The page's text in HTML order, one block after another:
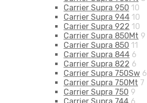
Carrier Supra 950 10
Carrier Supra 944 10
Carrier Supra 922 10
Carrier Supra 850Mt 9
Carrier Supra 850 11
Carrier Supra 844 6
Carrier Supra 822 6
Carrier Supra 750Sw 6
Carrier Supra 750Mt 7
Carrier Supra 750 9